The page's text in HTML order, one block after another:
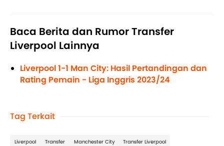
Baca Berita dan Rumor Transfer
Liverpool Lainnya
Liverpool 1-1 Man City: Hasil Pertandingan dan
Rating Pemain - Liga Inggris 2023/24
Tag Terkait
Liverpool Transfer Manchester City Transfer Liverpool